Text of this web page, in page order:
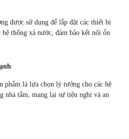
được sử dụng để lắp đặt các thiết bị
thống xả nước, đảm bảo kết nối ổn
phẩm là lựa chọn lý tưởng cho các hệ
nhà tắm, mang lại sự tiện nghi và an